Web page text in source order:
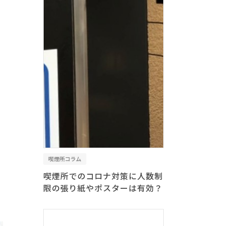
喫煙所コラム
喫煙所でのコロナ対策に人数制
限の張り紙やポスターは有効？